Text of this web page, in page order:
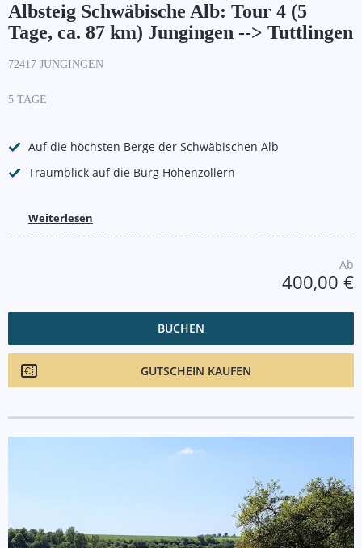
Albsteig Schwäbische Alb: Tour 4 (5
Tage, ca. 87 km) Jungingen --> Tuttlingen
72417 JUNGINGEN
5 TAGE
Auf die höchsten Berge der Schwäbischen Alb
Traumblick auf die Burg Hohenzollern
Weiterlesen
Ab
400,00 €
BUCHEN
GUTSCHEIN KAUFEN